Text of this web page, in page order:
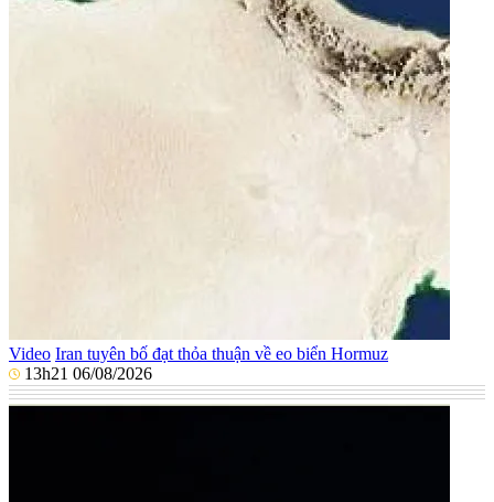
Video Iran tuyên bố đạt thỏa thuận về eo biển Hormuz
13h21 06/08/2026